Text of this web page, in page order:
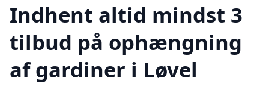
Indhent altid mindst 3
tilbud på ophængning
af gardiner i Løvel